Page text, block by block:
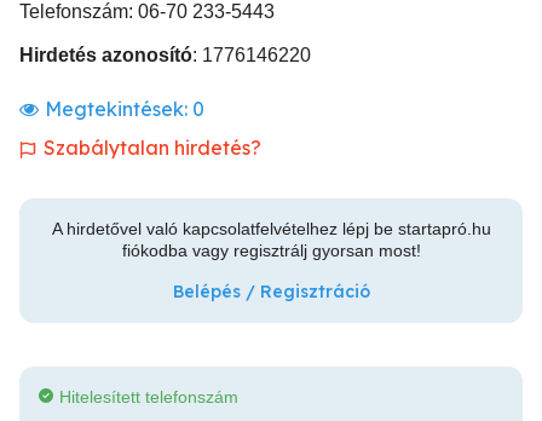
Telefonszám: 06-70 233-5443
Hirdetés azonosító: 1776146220
Megtekintések: 0
Szabálytalan hirdetés?
A hirdetővel való kapcsolatfelvételhez lépj be startapró.hu
fiókodba vagy regisztrálj gyorsan most!
Belépés / Regisztráció
Hitelesített telefonszám